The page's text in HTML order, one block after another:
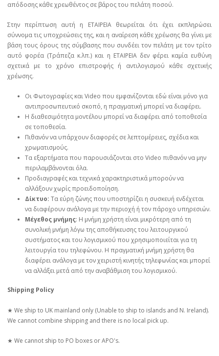
απόδοσης κάθε χρεωθέντος σε βάρος του πελάτη ποσού.
Στην περίπτωση αυτή η ΕΤΑΙΡΕΙΑ θεωρείται ότι έχει εκπληρώσει
σύννομα τις υποχρεώσεις της, και η αναίρεση κάθε χρέωσης θα γίνει με
βάση τους όρους της σύμβασης που συνδέει τον πελάτη με τον τρίτο
αυτό φορέα (Τράπεζα κ.λπ.) και η ΕΤΑΙΡΕΙΑ δεν φέρει καμία ευθύνη
σχετικά με το χρόνο επιστροφής ή αντιλογισμού κάθε σχετικής
χρέωσης.
Οι Φωτογραφίες και Video που εμφανίζονται εδώ είναι μόνο για
αντιπροσωπευτικό σκοπό, η πραγματική μπορεί να διαφέρει.
Η διαθεσιμότητα μοντέλου μπορεί να διαφέρει από τοποθεσία
σε τοποθεσία.
Πιθανόν να υπάρχουν διαφορές σε λεπτομέρειες, σχέδια και
χρωματισμούς.
Τα εξαρτήματα που παρουσιάζονται στο Video πιθανόν να μην
περιλαμβάνονται όλα.
Προδιαγραφές και τεχνικά χαρακτηριστικά μπορούν να
αλλάξουν χωρίς προειδοποίηση.
Δίκτυο: Τα εύρη ζώνης που υποστηρίζει η συσκευή ενδέχεται
να διαφέρουν ανάλογα με την περιοχή ή τον πάροχο υπηρεσιών.
Μέγεθος μνήμης: Η μνήμη χρήστη είναι μικρότερη από τη
συνολική μνήμη λόγω της αποθήκευσης του λειτουργικού
συστήματος και του λογισμικού που χρησιμοποιείται για τη
λειτουργία του τηλεφώνου. Η πραγματική μνήμη χρήστη θα
διαφέρει ανάλογα με τον χειριστή κινητής τηλεφωνίας και μπορεί
να αλλάξει μετά από την αναβάθμιση του λογισμικού.
Shipping Policy
★ We ship to UK mainland only (Unable to ship to islands and N. Ireland).
We cannot combine shipping and there is no local pick up.
★ We cannot ship to PO boxes or APO's.